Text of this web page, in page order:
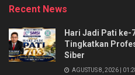
Recent News
Hari Jadi Pati ke-
Tingkatkan
Siber
AGUSTUS 8, 2026 |